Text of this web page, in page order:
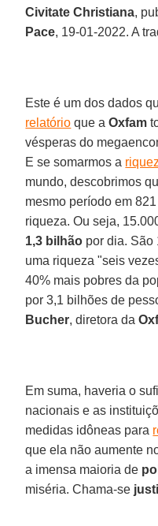
Civitate Christiana,
Pace, 19-01-2022. A
Este é um dos dados
relatório que aOxfam
vésperas do
E se somarmos a
mundo, descobrimos
mesmo período em
riqueza. Ou seja,
1,3 bilhão por dia. São
uma riqueza "seis
40% mais pobres da
por 3,1 bilhões de
Bucher, diretora da
Em suma, haveria o
nacionais e as
medidas idôneas para
que ela não aumente
a imensa maioria de
miséria. Chama-se